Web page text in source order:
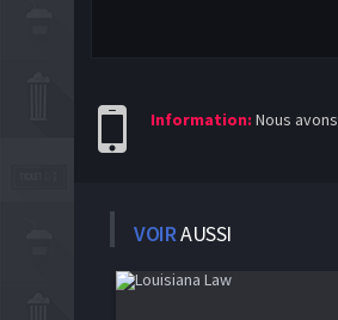
Information: Nous
VOIRAUSSI